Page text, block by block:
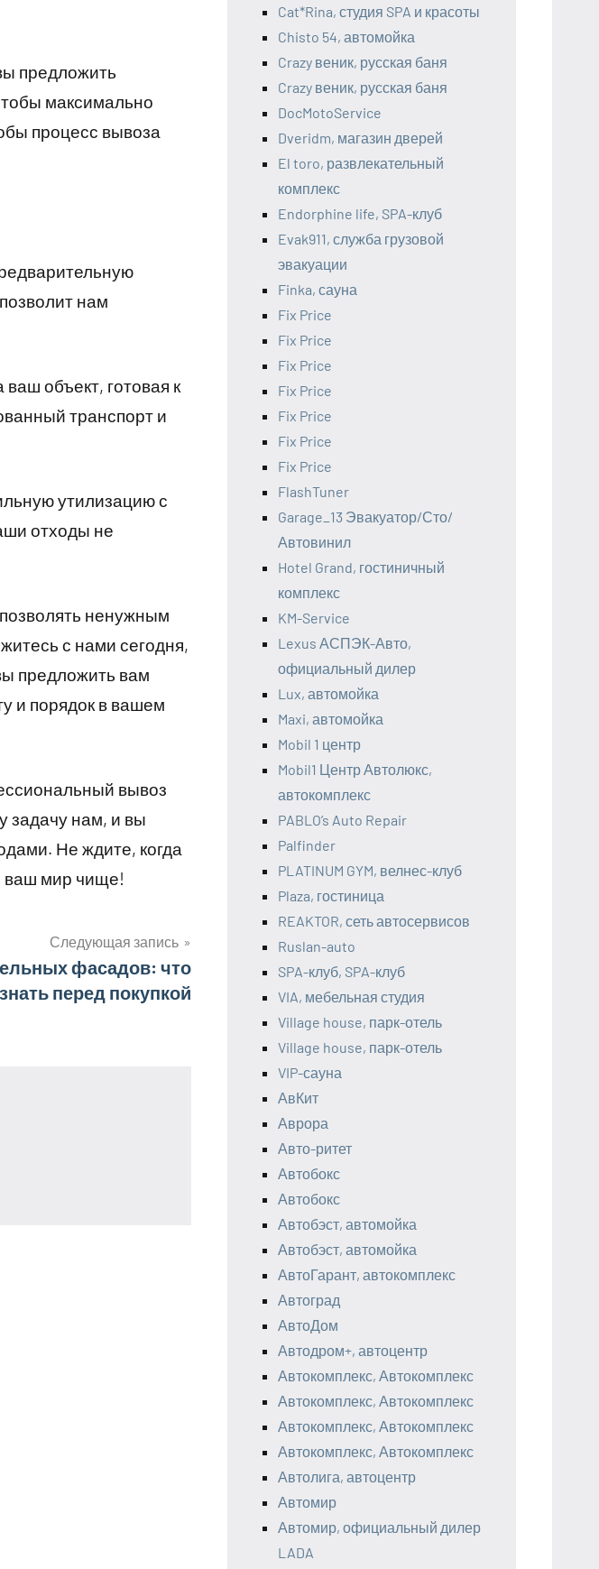
предложить
максимально
процесс вывоза
нам
объект, готовая к
транспорт и
утилизацию с
отходы не
ненужным
с нами сегодня,
предложить вам
и порядок в вашем
вывоз
задачу нам, и вы
Не ждите, когда
ваш мир чище!
Следующая запись
фасадов: что
перед покупкой
Cat*Rina, студия SPA и красоты
Chisto 54, автомойка
Crazy веник, русская баня
Crazy веник, русская баня
DocMotoService
Dveridm, магазин дверей
El toro, развлекательный
комплекс
Endorphine life, SPA-клуб
Evak911, служба грузовой
эвакуации
Finka, сауна
Fix Price
Fix Price
Fix Price
Fix Price
Fix Price
Fix Price
Fix Price
FlashTuner
Garage_13 Эвакуатор/Сто/
Автовинил
Hotel Grand, гостиничный
комплекс
KM-Service
Lexus АСПЭК-Авто,
официальный дилер
Lux, автомойка
Maxi, автомойка
Mobil 1 центр
Mobil1 Центр Автолюкс,
автокомплекс
PABLO’s Auto Repair
Palfinder
PLATINUM GYM, велнес-клуб
Plaza, гостиница
REAKTOR, сеть автосервисов
Ruslan-auto
SPA-клуб, SPA-клуб
VIA, мебельная студия
Village house, парк-отель
Village house, парк-отель
VIP-сауна
АвКит
Аврора
Авто-ритет
Автобокс
Автобокс
Автобэст, автомойка
Автобэст, автомойка
АвтоГарант, автокомплекс
Автоград
АвтоДом
Автодром+, автоцентр
Автокомплекс, Автокомплекс
Автокомплекс, Автокомплекс
Автокомплекс, Автокомплекс
Автокомплекс, Автокомплекс
Автолига, автоцентр
Автомир
Автомир, официальный дилер
LADA